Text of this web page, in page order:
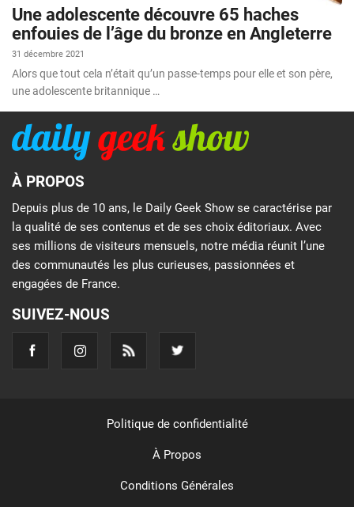
Une adolescente découvre 65 haches
enfouies de l’âge du bronze en Angleterre
31 décembre 2021
Alors que tout cela n’était qu’un passe-temps pour elle et son père,
une adolescente britannique …
À PROPOS
Depuis plus de 10 ans, le Daily Geek Show se caractérise par
la qualité de ses contenus et de ses choix éditoriaux. Avec
ses millions de visiteurs mensuels, notre média réunit l’une
des communautés les plus curieuses, passionnées et
engagées de France.
SUIVEZ-NOUS
Politique de confidentialité
À Propos
Conditions Générales